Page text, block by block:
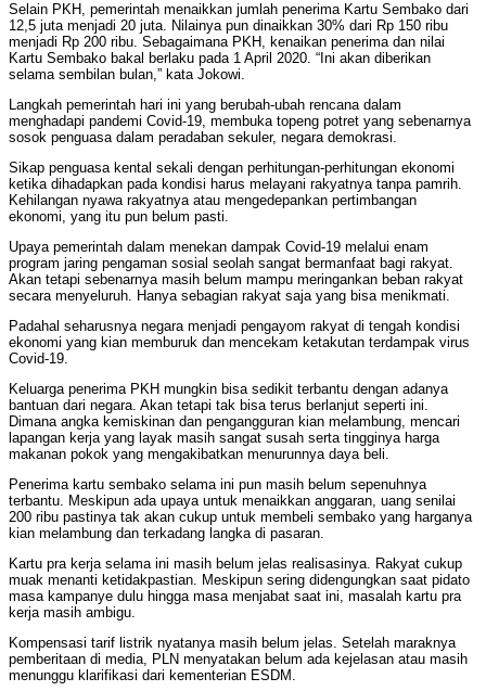
Selain PKH, pemerintah menaikkan jumlah penerima Kartu Sembako dari
12,5 juta menjadi 20 juta. Nilainya pun dinaikkan 30% dari Rp 150 ribu
menjadi Rp 200 ribu. Sebagaimana PKH, kenaikan penerima dan nilai
Kartu Sembako bakal berlaku pada 1 April 2020. “Ini akan diberikan
selama sembilan bulan,” kata Jokowi.
Langkah pemerintah hari ini yang berubah-ubah rencana dalam
menghadapi pandemi Covid-19, membuka topeng potret yang sebenarnya
sosok penguasa dalam peradaban sekuler, negara demokrasi.
Sikap penguasa kental sekali dengan perhitungan-perhitungan ekonomi
ketika dihadapkan pada kondisi harus melayani rakyatnya tanpa pamrih.
Kehilangan nyawa rakyatnya atau mengedepankan pertimbangan
ekonomi, yang itu pun belum pasti.
Upaya pemerintah dalam menekan dampak Covid-19 melalui enam
program jaring pengaman sosial seolah sangat bermanfaat bagi rakyat.
Akan tetapi sebenarnya masih belum mampu meringankan beban rakyat
secara menyeluruh. Hanya sebagian rakyat saja yang bisa menikmati.
Padahal seharusnya negara menjadi pengayom rakyat di tengah kondisi
ekonomi yang kian memburuk dan mencekam ketakutan terdampak virus
Covid-19.
Keluarga penerima PKH mungkin bisa sedikit terbantu dengan adanya
bantuan dari negara. Akan tetapi tak bisa terus berlanjut seperti ini.
Dimana angka kemiskinan dan pengangguran kian melambung, mencari
lapangan kerja yang layak masih sangat susah serta tingginya harga
makanan pokok yang mengakibatkan menurunnya daya beli.
Penerima kartu sembako selama ini pun masih belum sepenuhnya
terbantu. Meskipun ada upaya untuk menaikkan anggaran, uang senilai
200 ribu pastinya tak akan cukup untuk membeli sembako yang harganya
kian melambung dan terkadang langka di pasaran.
Kartu pra kerja selama ini masih belum jelas realisasinya. Rakyat cukup
muak menanti ketidakpastian. Meskipun sering didengungkan saat pidato
masa kampanye dulu hingga masa menjabat saat ini, masalah kartu pra
kerja masih ambigu.
Kompensasi tarif listrik nyatanya masih belum jelas. Setelah maraknya
pemberitaan di media, PLN menyatakan belum ada kejelasan atau masih
menunggu klarifikasi dari kementerian ESDM.